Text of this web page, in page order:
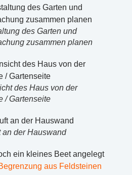
des Garten und
zusammen planen
des Haus von der
/ Gartenseite
an der Hauswand
ein kleines Beet angelegt
aus Feldsteinen